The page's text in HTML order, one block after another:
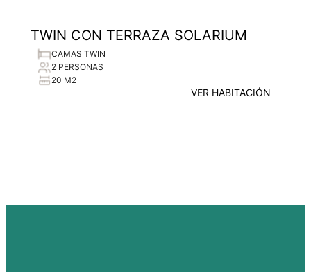
TWIN CON TERRAZA SOLARIUM
CAMAS TWIN
2 PERSONAS
20 M2
VER HABITACIÓN